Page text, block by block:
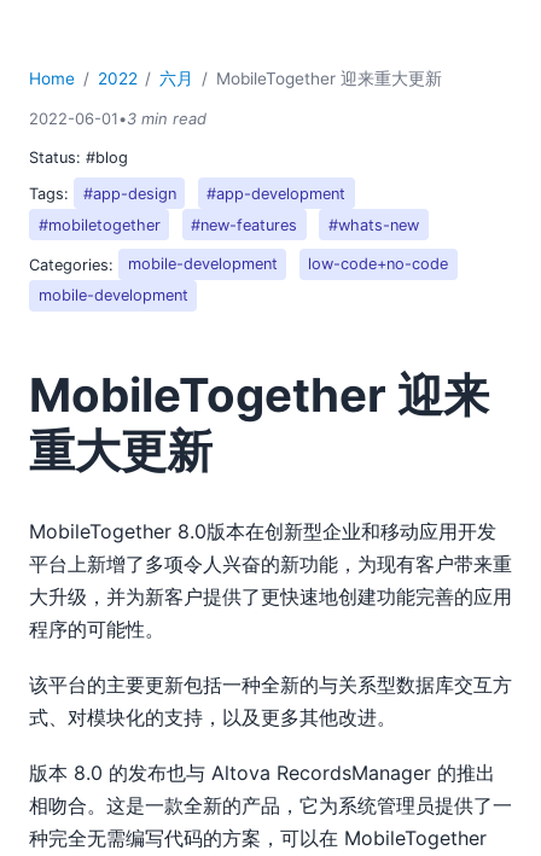
Home 2022 六月 MobileTogether 迎来重大更新
2022-06-01•3 min read
Status: #blog
Tags:
#app-design
#app-development
#mobiletogether
#new-features #whats-new
Categories: mobile-development
low-code+no-code
mobile-development
MobileTogether 迎来
重大更新
MobileTogether 8.0版本在创新型企业和移动应用开发
平台上新增了多项令人兴奋的新功能，为现有客户带来重
大升级，并为新客户提供了更快速地创建功能完善的应用
程序的可能性。
该平台的主要更新包括一种全新的与关系型数据库交互方
式、对模块化的支持，以及更多其他改进。
版本 8.0 的发布也与 Altova RecordsManager 的推出
相吻合。这是一款全新的产品，它为系统管理员提供了一
种完全无需编写代码的方案，可以在 MobileTogether